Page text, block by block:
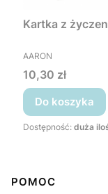
Kartka z
PRODUCENT
AARON
Cena
10,30 zł
Do koszyka
Dostępność: duża
Linki w stopce
POMOC